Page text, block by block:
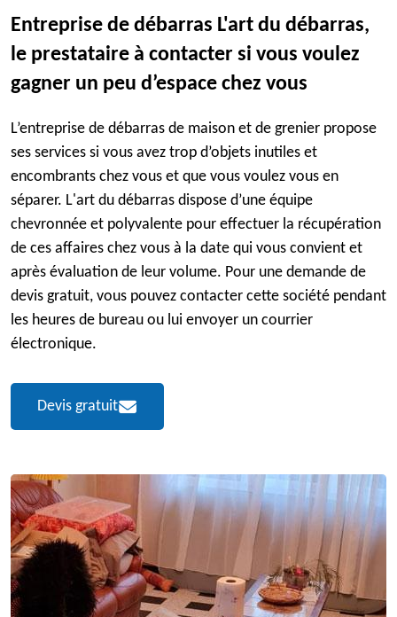
Entreprise de débarras L'art du débarras,
le prestataire à contacter si vous voulez
gagner un peu d’espace chez vous
L’entreprise de débarras de maison et de grenier propose
ses services si vous avez trop d’objets inutiles et
encombrants chez vous et que vous voulez vous en
séparer. L'art du débarras dispose d’une équipe
chevronnée et polyvalente pour effectuer la récupération
de ces affaires chez vous à la date qui vous convient et
après évaluation de leur volume. Pour une demande de
devis gratuit, vous pouvez contacter cette société pendant
les heures de bureau ou lui envoyer un courrier
électronique.
Devis gratuit